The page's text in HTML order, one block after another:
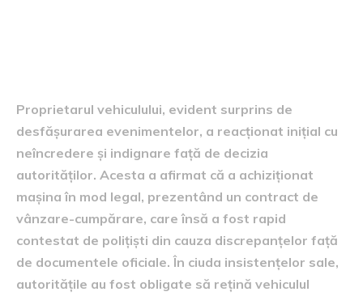
Proprietarul vehiculului, evident surprins de
desfășurarea evenimentelor, a reacționat inițial cu
neîncredere și indignare față de decizia
autorităților. Acesta a afirmat că a achiziționat
mașina în mod legal, prezentând un contract de
vânzare-cumpărare, care însă a fost rapid
contestat de polițiști din cauza discrepanțelor față
de documentele oficiale. În ciuda insistențelor sale,
autoritățile au fost obligate să rețină vehiculul